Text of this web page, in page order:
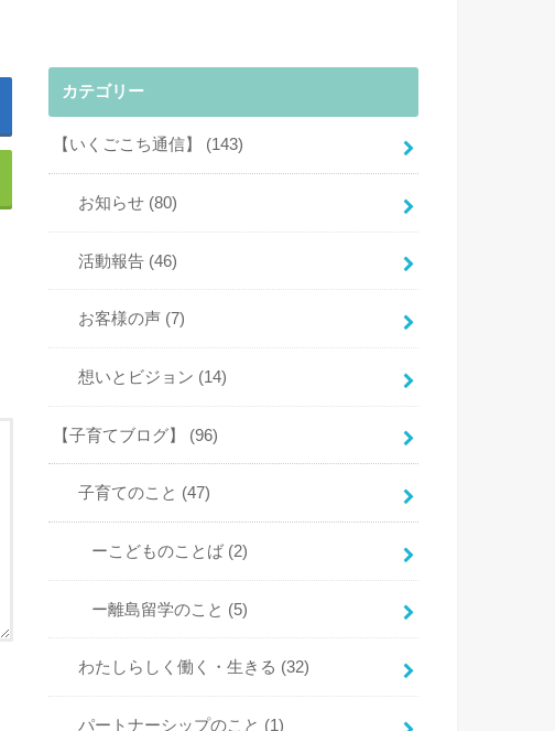
カテゴリー
【いくごこち通信】 (143)
お知らせ (80)
活動報告 (46)
お客様の声 (7)
想いとビジョン (14)
【子育てブログ】 (96)
子育てのこと (47)
ーこどものことば (2)
ー離島留学のこと (5)
わたしらしく働く・生きる (32)
パートナーシップのこと (1)